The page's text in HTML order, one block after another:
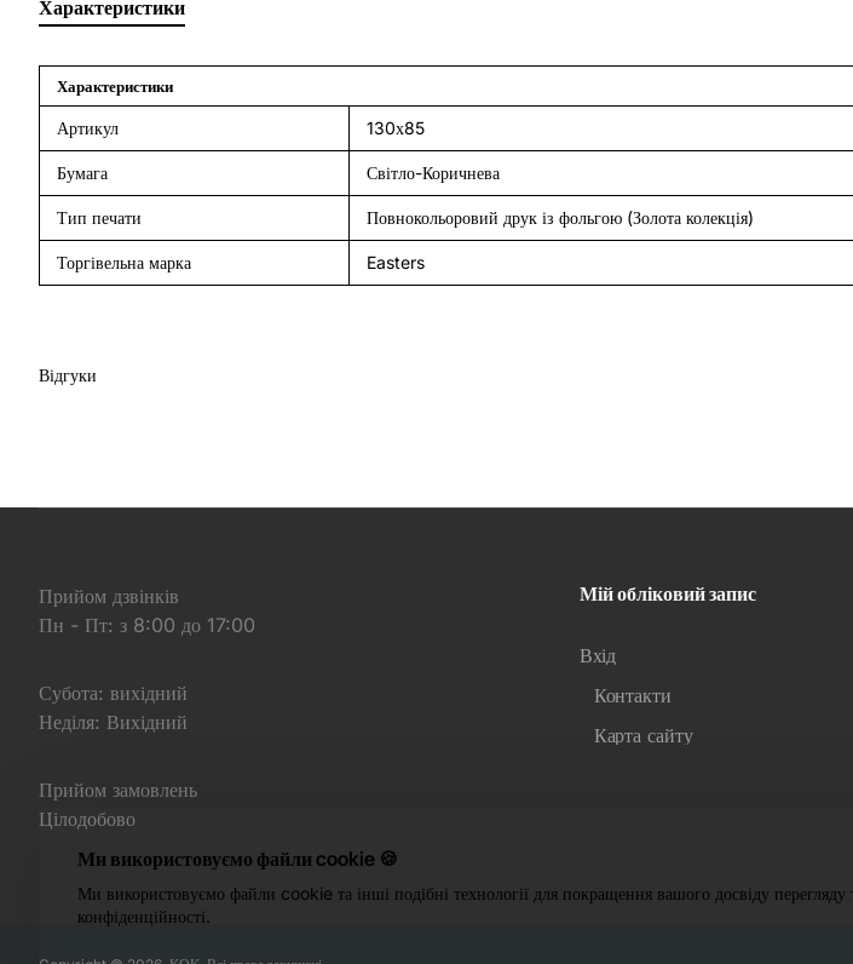
Ми використовуємо файли cookie 🍪
Ми використовуємо файли cookie та інші подібні технології для покращення вашого досвіду
конфіденційності.
Характеристики
Характеристики
Артикул 130х85
Бумага Світло-Коричнева
Тип печати Повнокольоровий друк із фольгою (Золота колекція)
Торгівельна марка Easters
Відгуки
Прийом дзвінків
Пн - Пт: з 8:00 до 17:00
Субота: вихідний
Неділя: Вихідний
Прийом замовлень
Цілодобово
Мій обліковий запис
Вхід
Контакти
Карта сайту